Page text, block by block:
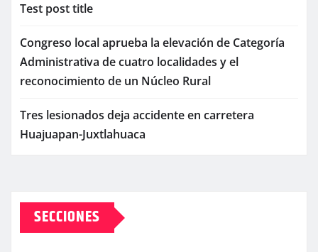
Test post title
Congreso local aprueba la elevación de Categoría
Administrativa de cuatro localidades y el
reconocimiento de un Núcleo Rural
Tres lesionados deja accidente en carretera
Huajuapan-Juxtlahuaca
SECCIONES